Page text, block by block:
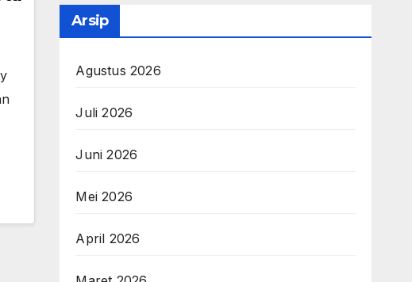
Arsip
Agustus 2026
Juli 2026
Juni 2026
Mei 2026
April 2026